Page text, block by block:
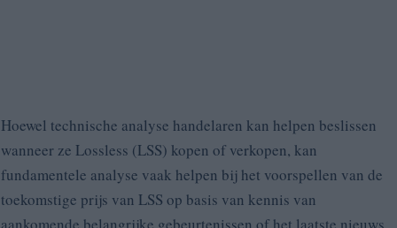
Hoewel technische analyse handelaren kan helpen beslissen
wanneer ze Lossless (LSS) kopen of verkopen, kan
fundamentele analyse vaak helpen bij het voorspellen van de
toekomstige prijs van LSS op basis van kennis van